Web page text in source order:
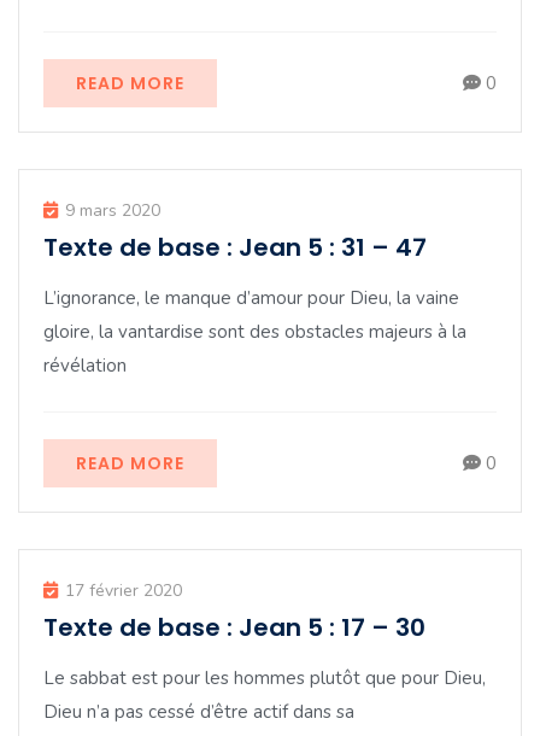
READ MORE 0
9 mars 2020
Texte de base : Jean 5 : 31 – 47
L’ignorance, le manque d’amour pour Dieu, la vaine
gloire, la vantardise sont des obstacles majeurs à la
révélation
READ MORE 0
17 février 2020
Texte de base : Jean 5 : 17 – 30
Le sabbat est pour les hommes plutôt que pour Dieu,
Dieu n’a pas cessé d’être actif dans sa